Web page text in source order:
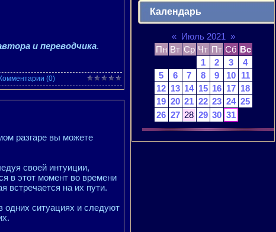
и переводчика.
Комментарии (0)
разгаре вы можете
своей интуиции,
в этот момент во времени
встречается на их пути.
одних ситуациях и следуют
Календарь
« Июль 2021 »
Пн Вт Ср Чт Пт Сб Вс
1
2 3
4
5
6 7 8 9 10
11
12 13 14 15 16 17 18
19 20 21 22 23 24 25
26 27 28 29 30 31